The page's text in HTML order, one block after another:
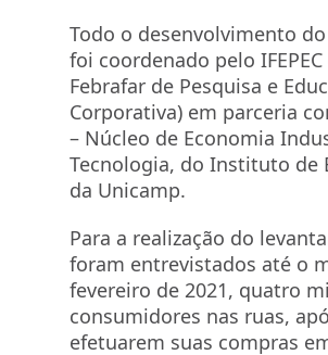
Todo o desenvolvimento
foi coordenado pelo
Febrafar de Pesquisa e
Corporativa) em parceria
– Núcleo de Economia
Tecnologia, do Instituto de
da Unicamp.
Para a realização do
foram entrevistados até o
fevereiro de 2021, quatro
consumidores nas ruas,
efetuarem suas compras